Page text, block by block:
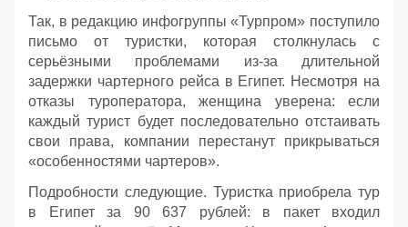
Так, в редакцию инфогруппы «Турпром» поступило
письмо от туристки, которая столкнулась с
серьёзными проблемами из‑за длительной
задержки чартерного рейса в Египет. Несмотря на
отказы туроператора, женщина уверена: если
каждый турист будет последовательно отстаивать
свои права, компании перестанут прикрываться
«особенностями чартеров».
Подробности следующие. Туристка приобрела тур
в Египет за 90 637 рублей: в пакет входил